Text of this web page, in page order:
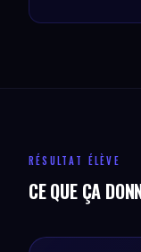
RÉSULTAT ÉLÈVE
CE QUE ÇA